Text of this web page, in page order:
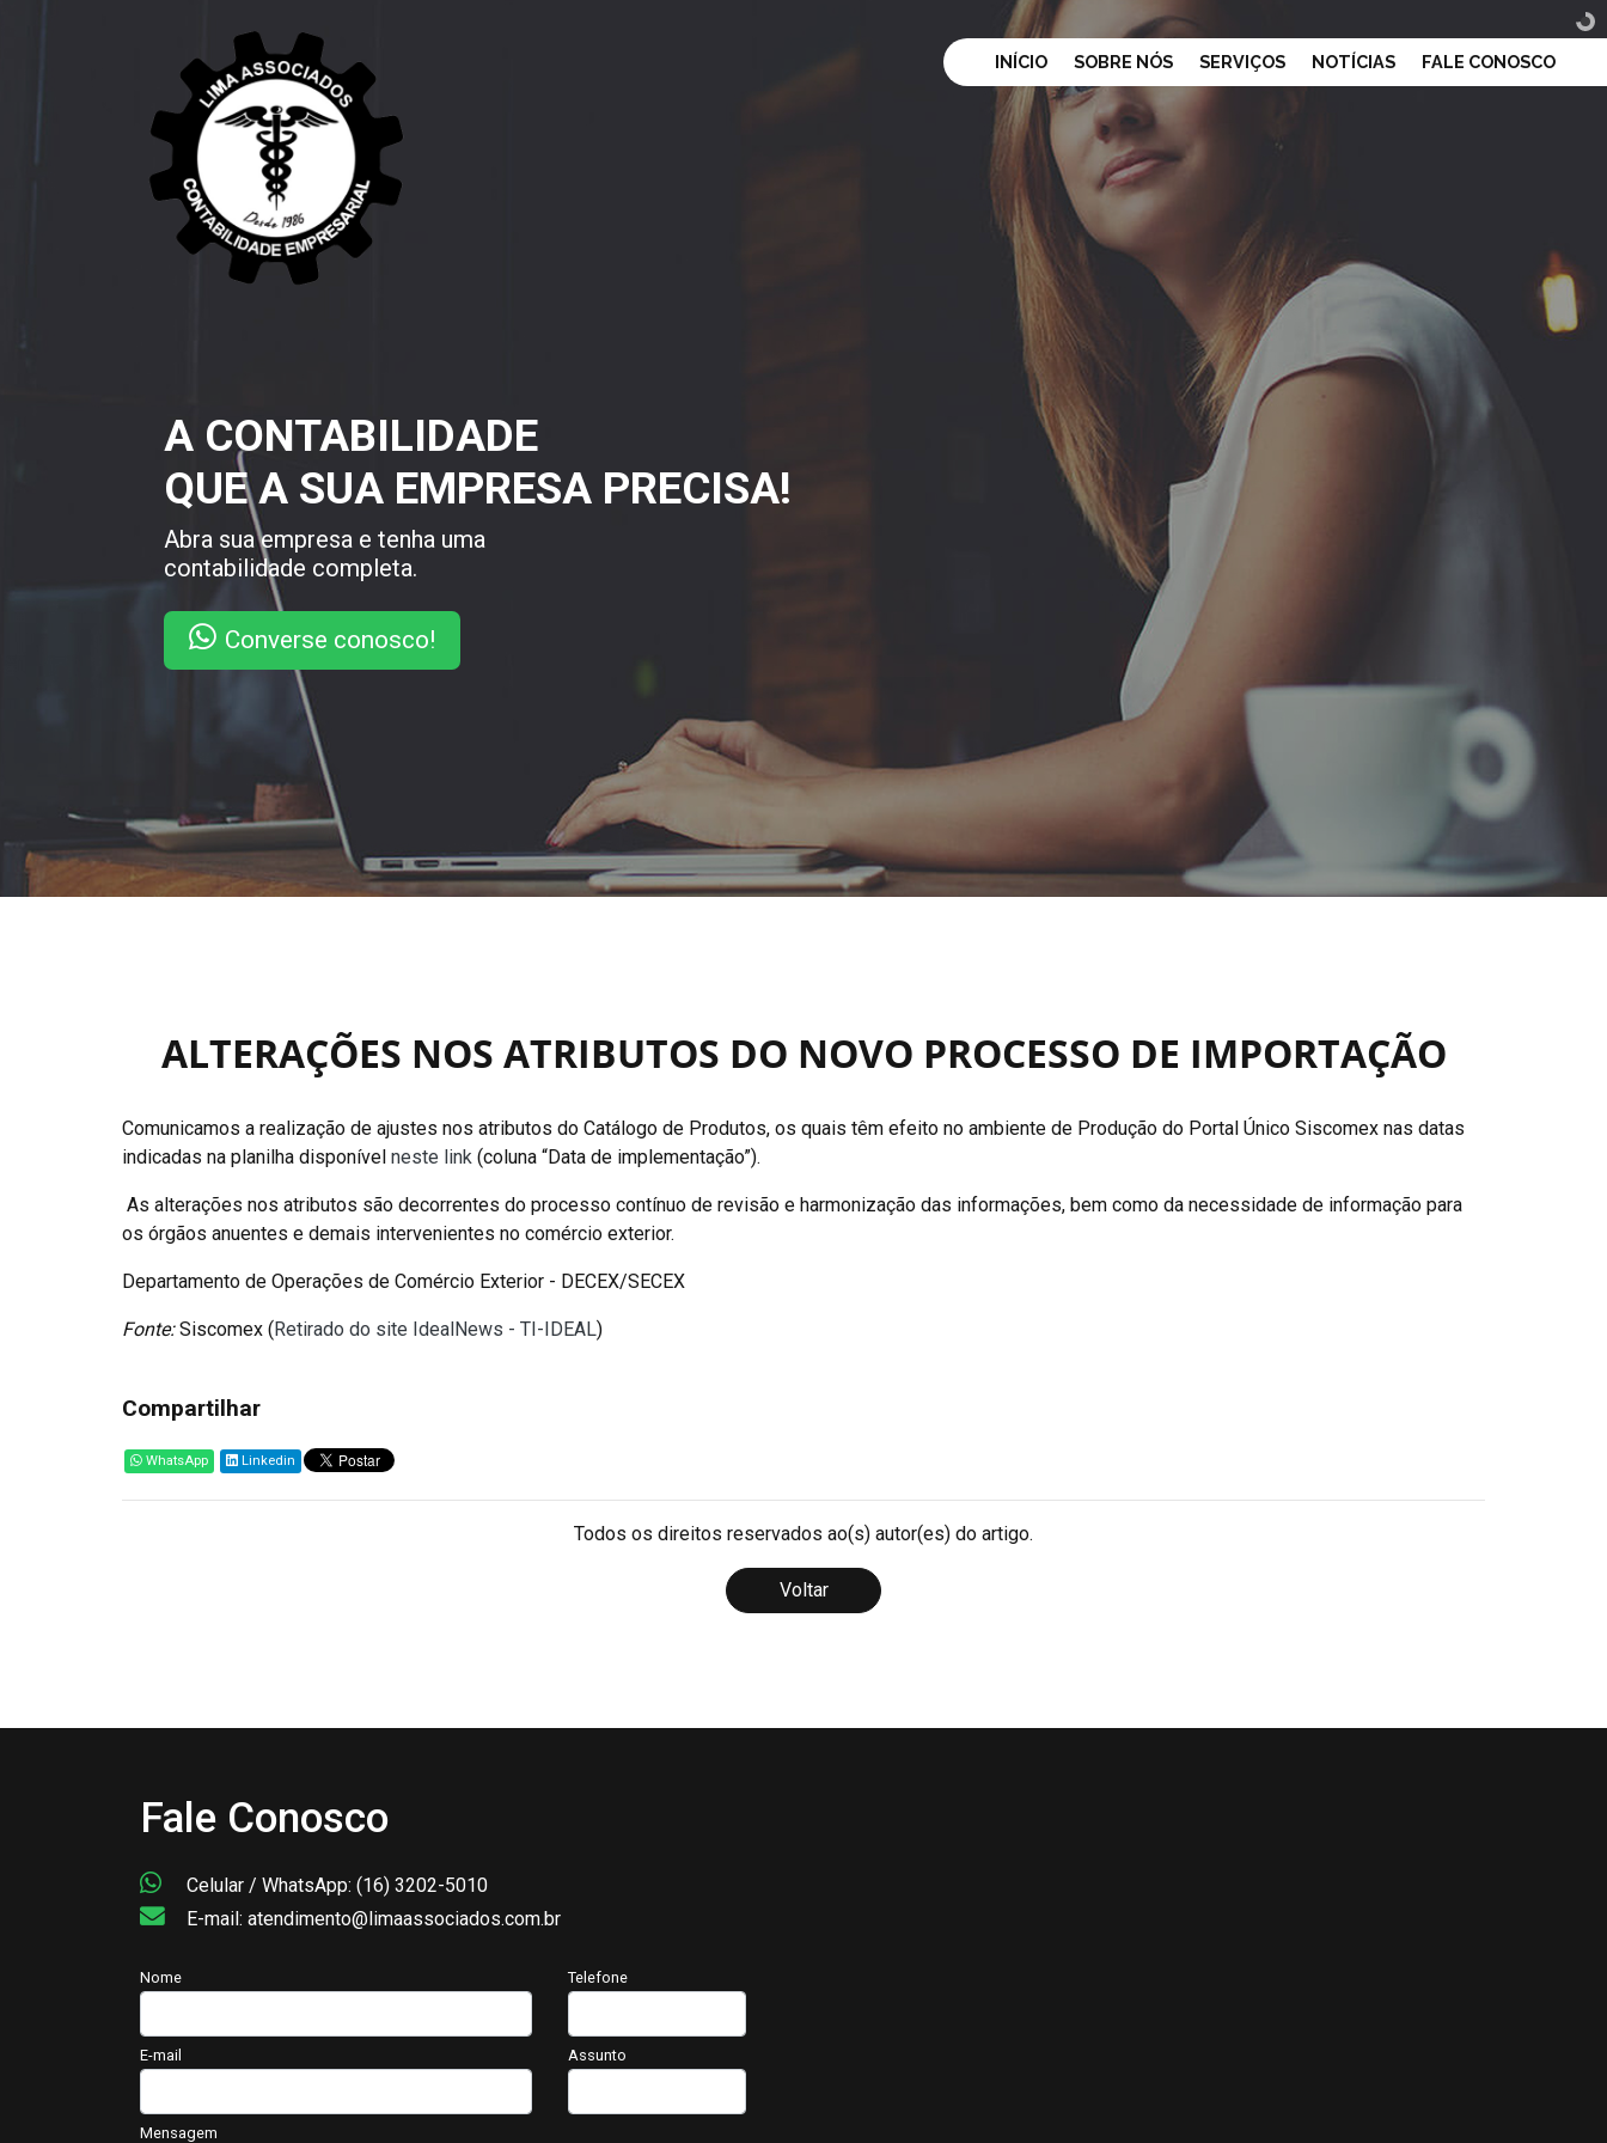
INÍCIO SOBRE NÓS SERVIÇOS NOTÍCIAS FALE CONOSCO
A CONTABILIDADE
QUE A SUA EMPRESA PRECISA!
Abra sua empresa e tenha uma
contabilidade completa.
Converse conosco!
ALTERAÇÕES NOS ATRIBUTOS DO NOVO PROCESSO DE IMPORTAÇÃO
Comunicamos a realização de ajustes nos atributos do Catálogo de Produtos, os quais têm efeito no ambiente de Produção do Portal Único Siscomex nas datas
indicadas na planilha disponível neste link (coluna “Data de implementação”).
As alterações nos atributos são decorrentes do processo contínuo de revisão e harmonização das informações, bem como da necessidade de informação para
os órgãos anuentes e demais intervenientes no comércio exterior.
Departamento de Operações de Comércio Exterior - DECEX/SECEX
Fonte:Siscomex (Retirado do site IdealNews - TI-IDEAL)
Compartilhar
WhatsApp Linkedin
Todos os direitos reservados ao(s) autor(es) do artigo.
Voltar
Fale Conosco
Celular / WhatsApp: (16) 3202-5010
E-mail: atendimento@limaassociados.com.br
Nome Telefone
E-mail Assunto
Mensagem